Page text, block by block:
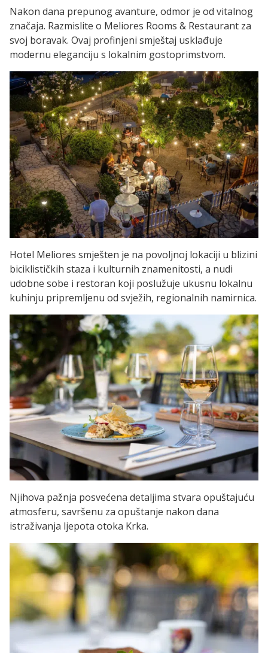
Nakon dana prepunog avanture, odmor je od vitalnog
značaja. Razmislite o Meliores Rooms & Restaurant za
svoj boravak. Ovaj profinjeni smještaj usklađuje
modernu eleganciju s lokalnim gostoprimstvom.
Hotel Meliores smješten je na povoljnoj lokaciji u blizini
biciklističkih staza i kulturnih znamenitosti, a nudi
udobne sobe i restoran koji poslužuje ukusnu lokalnu
kuhinju pripremljenu od svježih, regionalnih namirnica.
Njihova pažnja posvećena detaljima stvara opuštajuću
atmosferu, savršenu za opuštanje nakon dana
istraživanja ljepota otoka Krka.